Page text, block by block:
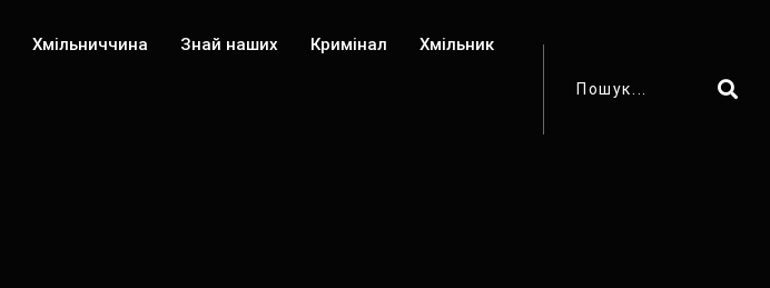
Хмільниччина Знай наших Кримінал Хмільник